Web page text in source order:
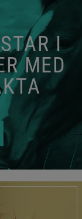
I
MED